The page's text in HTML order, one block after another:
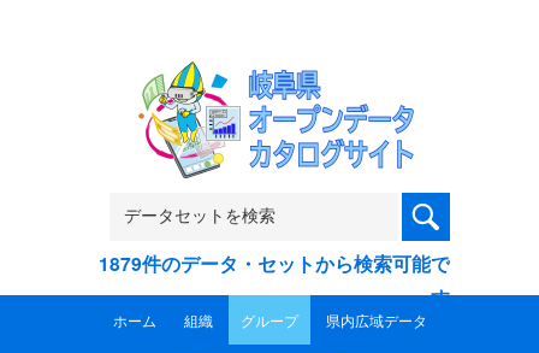
1879件のデータ・セットから検索可能で
す
ホーム 組織 グループ 県内広域データ